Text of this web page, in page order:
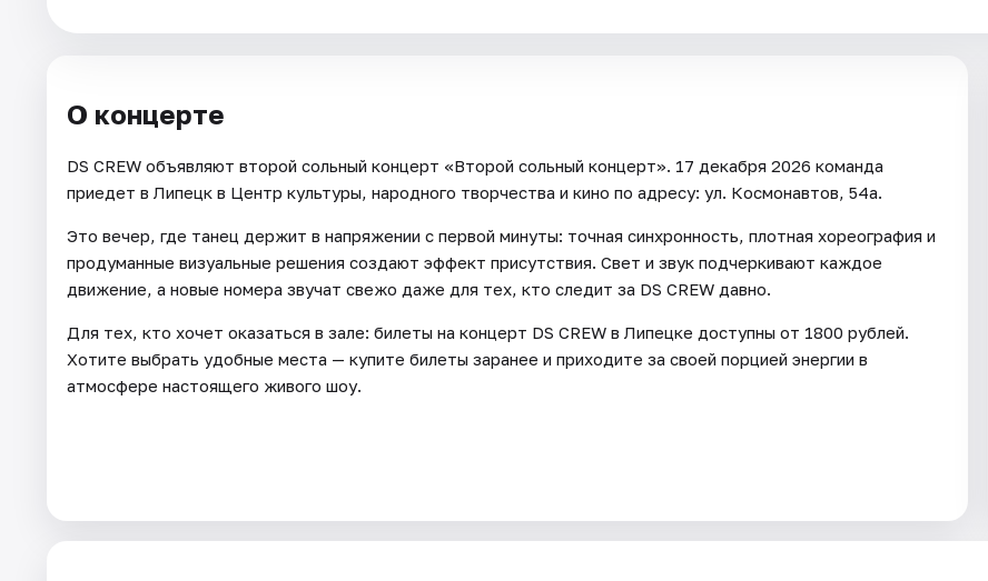
О концерте
DS CREW объявляют второй сольный концерт «Второй сольный концерт». 17 декабря 2026 команда
приедет в Липецк в Центр культуры, народного творчества и кино по адресу: ул. Космонавтов, 54а.
Это вечер, где танец держит в напряжении с первой минуты: точная синхронность, плотная хореография и
продуманные визуальные решения создают эффект присутствия. Свет и звук подчеркивают каждое
движение, а новые номера звучат свежо даже для тех, кто следит за DS CREW давно.
Для тех, кто хочет оказаться в зале: билеты на концерт DS CREW в Липецке доступны от 1800 рублей.
Хотите выбрать удобные места — купите билеты заранее и приходите за своей порцией энергии в
атмосфере настоящего живого шоу.